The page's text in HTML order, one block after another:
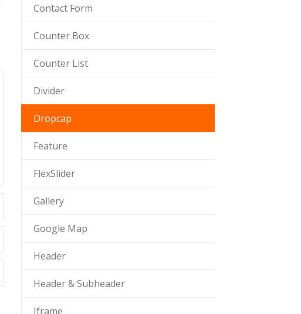
Contact Form
Counter Box
Counter List
Divider
Dropcap
Feature
FlexSlider
Gallery
Google Map
Header
Header & Subheader
Iframe